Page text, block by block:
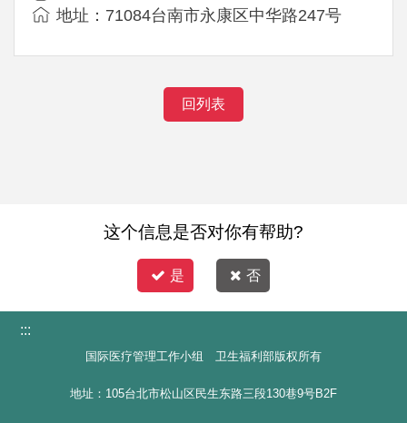
地址：71084台南市永康区中华路247号
回列表
这个信息是否对你有帮助?
是 否
:::
国际医疗管理工作小组 卫生福利部版权所有
地址：105台北市松山区民生东路三段130巷9号B2F